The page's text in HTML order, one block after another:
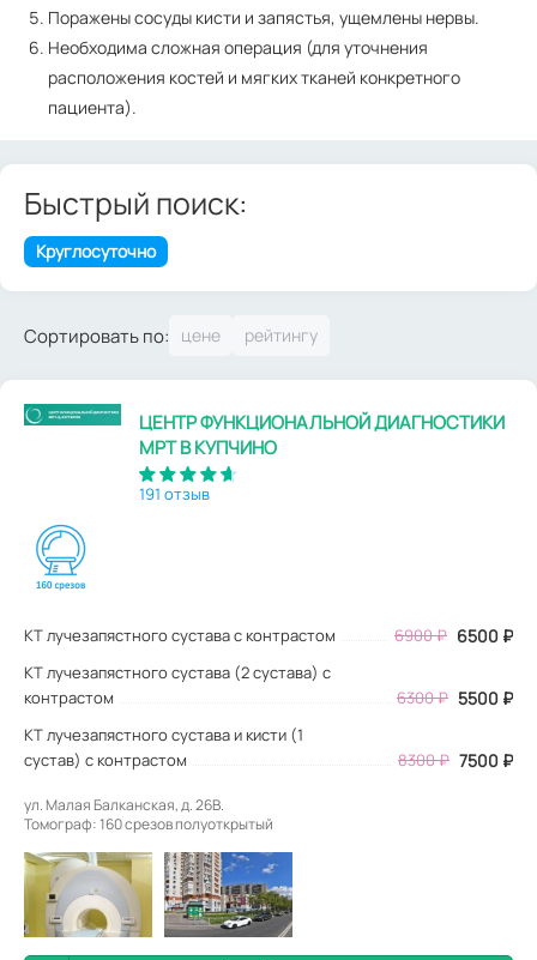
Поражены сосуды кисти и запястья, ущемлены нервы.
Необходима сложная операция (для уточнения
расположения костей и мягких тканей конкретного
пациента).
Быстрый поиск:
Круглосуточно
Сортировать по:
ЦЕНТР ФУНКЦИОНАЛЬНОЙ ДИАГНОСТИКИ
МРТ В КУПЧИНО
191 отзыв
КТ лучезапястного сустава с контрастом 6900₽ 6500 ₽
КТ лучезапястного сустава (2 сустава) с
контрастом
6300 ₽ 5500 ₽
КТ лучезапястного сустава и кисти (1
сустав) с контрастом
8300 ₽ 7500 ₽
ул. Малая Балканская, д. 26В.
Томограф: 160 срезов полуоткрытый